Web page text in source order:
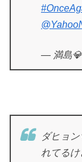
— 満島💎
ダヒョ
れてる